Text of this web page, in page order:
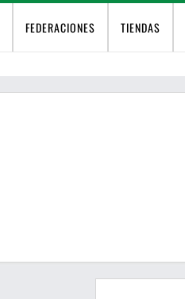
FEDERACIONES TIENDAS